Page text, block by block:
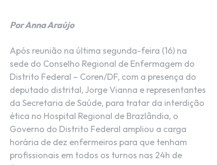
Por Anna Araújo
Após reunião na última segunda-feira (16) na
sede do Conselho Regional de Enfermagem do
Distrito Federal – Coren/DF, com a presença do
deputado distrital, Jorge Vianna e representantes
da Secretaria de Saúde, para tratar da interdição
ética no Hospital Regional de Brazlândia, o
Governo do Distrito Federal ampliou a carga
horária de dez enfermeiros para que tenham
profissionais em todos os turnos nas 24h de